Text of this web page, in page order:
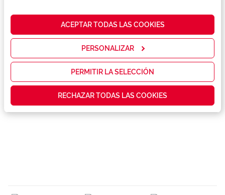
cómo mejorar
servicios y
las
que realmente
contenidos
personalizados
ACEPTAR TODAS LAS COOKIES
PERSONALIZAR
PERMITIR LA SELECCIÓN
RECHAZAR TODAS LAS COOKIES
Conselhos
Serviços exclusivos